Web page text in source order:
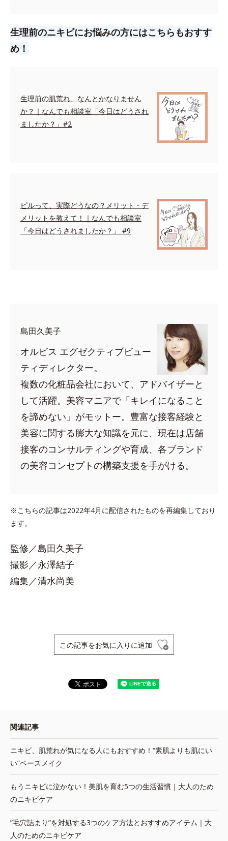
生理前のニキビにお悩みの方にはこちらもおすす
め！
生理前の肌荒れ、なんとかなりません
か？｜なんでも相談室「今日はどうされ
ましたか？」#2
ピルって、実際どうなの？メリット・デ
メリットを教えて！｜なんでも相談室
「今日はどうされましたか？」 #9
島田久美子
オルビス エグゼクティブビュー
ティディレクター。
複数の化粧品会社において、アドバイザーと
して活躍。美容マニアで「キレイになること
を諦めない」がモットー。豊富な接客経験と
美容に関する膨大な知識を元に、現在は店舗
接客のコンサルティングや育成、各ブランド
の美容コンセプトの構築支援を手がける。
※こちらの記事は2022年4月に配信されたものを再編集しており
ます。
監修／島田久美子
撮影／永澤結子
編集／清水尚美
この記事をお気に入りに追加
関連記事
ニキビ、肌荒れが気になる人にもおすすめ！“素肌よりも肌にい
い”ベースメイク
もうニキビに泣かない！美肌を育む5つの生活習慣｜大人のため
のニキビケア
”毛穴詰まり”を対処する3つのケア方法とおすすめアイテム｜大
人のためのニキビケア